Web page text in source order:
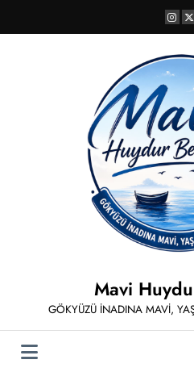
Mavi
GÖKYÜZÜ İNADINA MAVİ,